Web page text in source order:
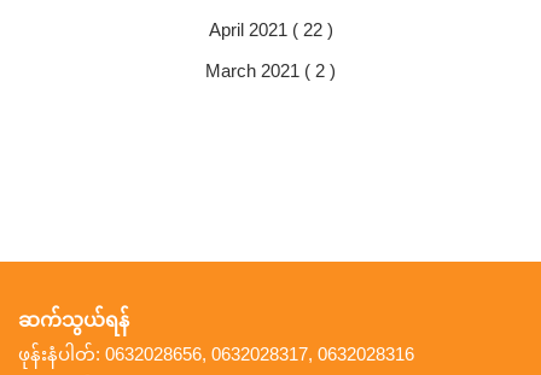
April 2021 ( 22 )
March 2021 ( 2 )
ဆက်သွယ်ရန်
ဖုန်းနံပါတ်: 0632028656, 0632028317, 0632028316